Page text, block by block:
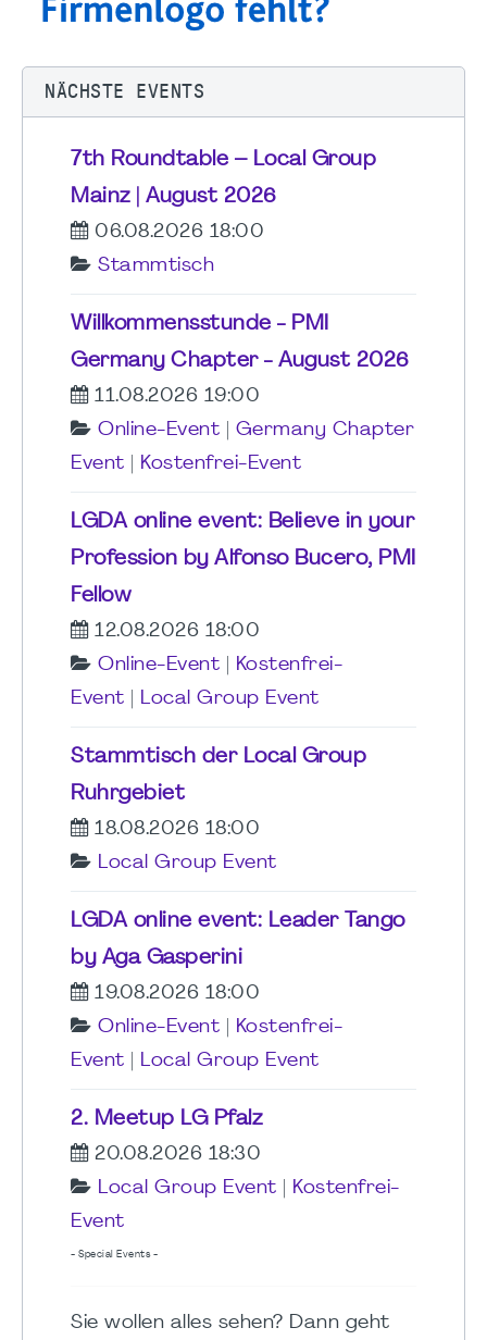
NÄCHSTE EVENTS
7th Roundtable – Local Group
Mainz | August 2026
06.08.2026 18:00
Stammtisch
Willkommensstunde - PMI
Germany Chapter - August 2026
11.08.2026 19:00
Online-Event
Germany Chapter
Event
Kostenfrei-Event
LGDA online event: Believe in your
Profession by Alfonso Bucero, PMI
Fellow
12.08.2026 18:00
Online-Event
Kostenfrei-
Event
Local Group Event
Stammtisch der Local Group
Ruhrgebiet
18.08.2026 18:00
Local Group Event
LGDA online event: Leader Tango
by Aga Gasperini
19.08.2026 18:00
Online-Event
Kostenfrei-
Event
Local Group Event
2. Meetup LG Pfalz
20.08.2026 18:30
Local Group Event
Kostenfrei-
Event
- Special Events -
Sie wollen alles sehen? Dann geht